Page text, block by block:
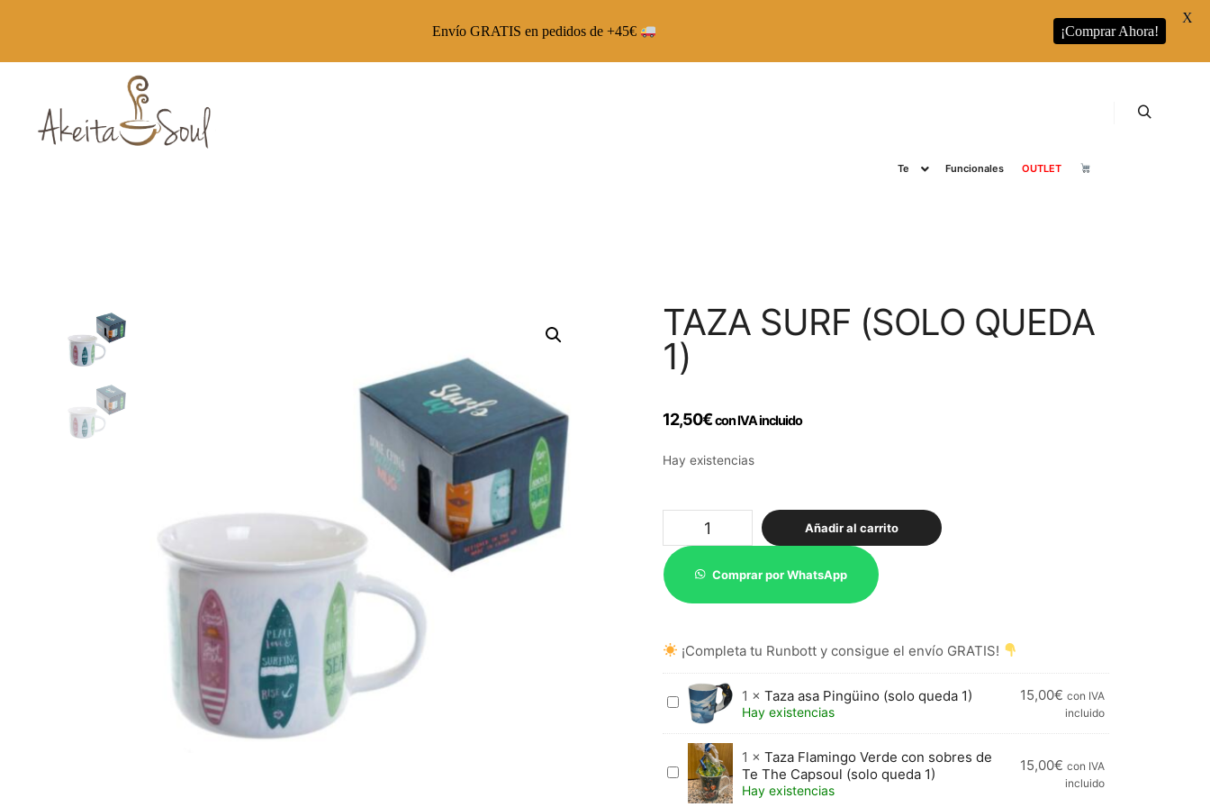
Te Funcionales OUTLET
TAZA SURF (SOLO QUEDA
1)
12,50€con IVA incluido
Hay existencias
(solo
queda
1)
cantidad
Añadir al carrito
Comprar por WhatsApp
¡Completa tu Runbott y consigue el envío GRATIS!
Taza
Pingüino
(solo
queda
1 × Taza asa Pingüino (solo queda 1)
Hay existencias
15,00€ con IVA
incluido
Taza
Flamingo
1 × Taza Flamingo Verde con sobres de
Te The Capsoul (solo queda 1)
Hay existencias
15,00€ con IVA
incluido
Envío GRATIS en pedidos de +45€ ¡Comprar Ahora!
X